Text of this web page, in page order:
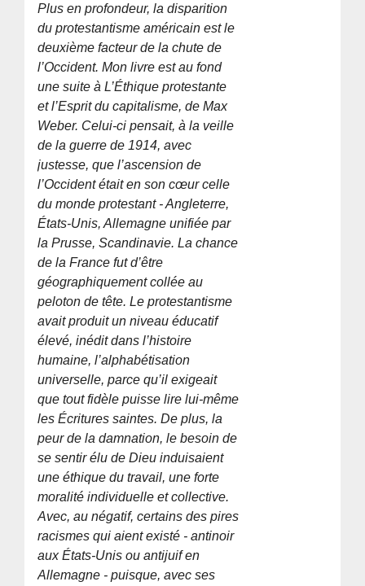
Plus en profondeur, la disparition
du protestantisme américain est le
deuxième facteur de la chute de
l’Occident. Mon livre est au fond
une suite à L’Éthique protestante
et l’Esprit du capitalisme, de Max
Weber. Celui-ci pensait, à la veille
de la guerre de 1914, avec
justesse, que l’ascension de
l’Occident était en son cœur celle
du monde protestant - Angleterre,
États-Unis, Allemagne unifiée par
la Prusse, Scandinavie. La chance
de la France fut d’être
géographiquement collée au
peloton de tête. Le protestantisme
avait produit un niveau éducatif
élevé, inédit dans l’histoire
humaine, l’alphabétisation
universelle, parce qu’il exigeait
que tout fidèle puisse lire lui-même
les Écritures saintes. De plus, la
peur de la damnation, le besoin de
se sentir élu de Dieu induisaient
une éthique du travail, une forte
moralité individuelle et collective.
Avec, au négatif, certains des pires
racismes qui aient existé - antinoir
aux États-Unis ou antijuif en
Allemagne - puisque, avec ses